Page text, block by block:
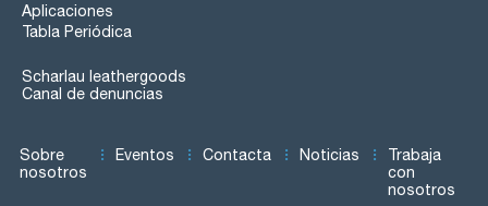
Aplicaciones
Tabla Periódica
Scharlau leathergoods
Canal de denuncias
Sobre
nosotros
Eventos Contacta Noticias
Trabaja
con
nosotros